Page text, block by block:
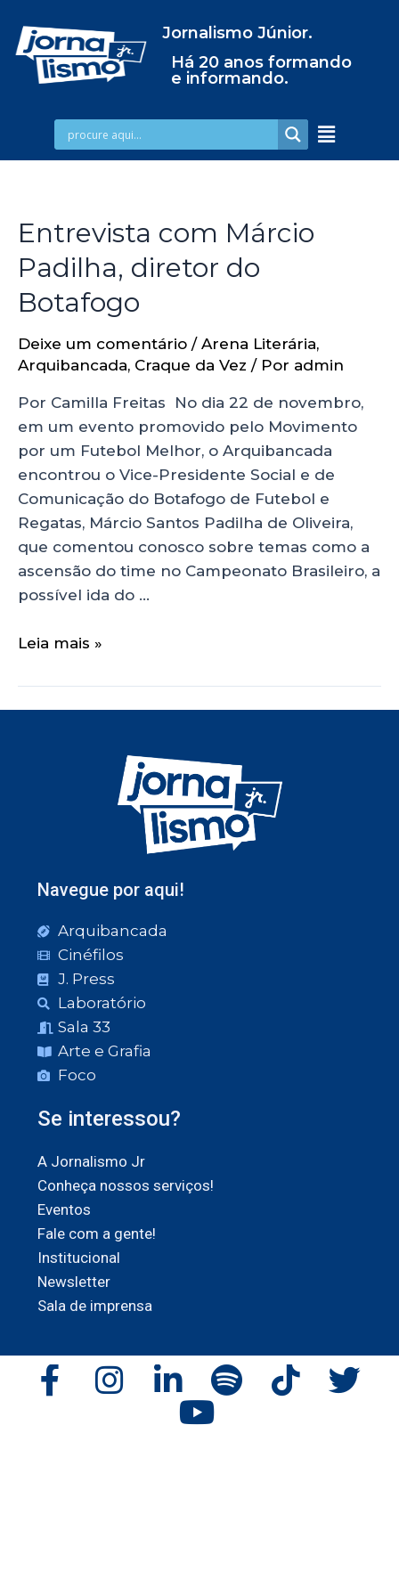
Jornalismo Júnior.
Há 20 anos formando
e informando.
Entrevista com Márcio
Padilha, diretor do
Botafogo
Deixe um comentário / Arena Literária,
Arquibancada, Craque da Vez / Por admin
Por Camilla Freitas No dia 22 de novembro,
em um evento promovido pelo Movimento
por um Futebol Melhor, o Arquibancada
encontrou o Vice-Presidente Social e de
Comunicação do Botafogo de Futebol e
Regatas, Márcio Santos Padilha de Oliveira,
que comentou conosco sobre temas como a
ascensão do time no Campeonato Brasileiro, a
possível ida do …
Leia mais »
Navegue por aqui!
Arquibancada
Cinéfilos
J. Press
Laboratório
Sala 33
Arte e Grafia
Foco
Se interessou?
A Jornalismo Jr
Conheça nossos serviços!
Eventos
Fale com a gente!
Institucional
Newsletter
Sala de imprensa